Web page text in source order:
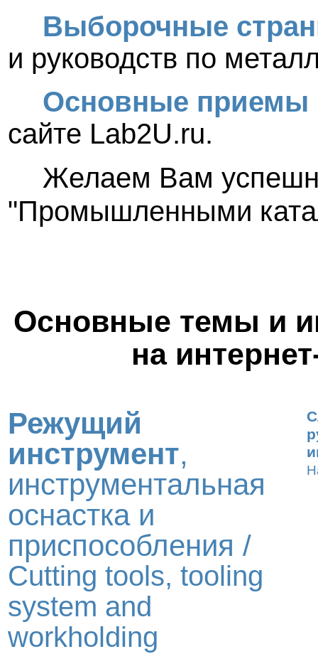
Выборочные
и руководств по
Основные приемы
сайте Lab2U.ru.
Желаем Вам
"Промышленными
Основные темы и
на
Режущий
инструмент,
инструментальная
оснастка и
приспособления /
Cutting tools, tooling
system and
workholding